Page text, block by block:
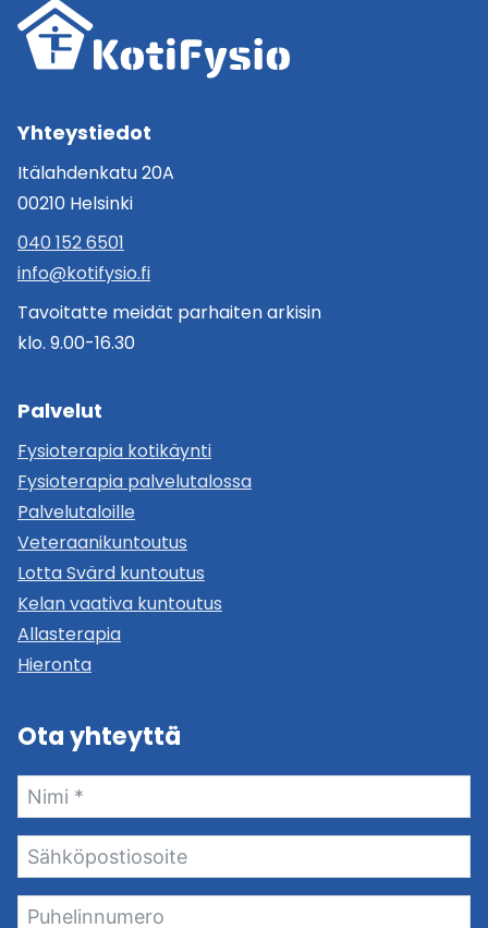
Yhteystiedot
Itälahdenkatu 20A
00210 Helsinki
040 152 6501
info@kotifysio.fi
Tavoitatte meidät parhaiten arkisin
klo. 9.00-16.30
Palvelut
Fysioterapia kotikäynti
Fysioterapia palvelutalossa
Palvelutaloille
Veteraanikuntoutus
Lotta Svärd kuntoutus
Kelan vaativa kuntoutus
Allasterapia
Hieronta
Ota yhteyttä